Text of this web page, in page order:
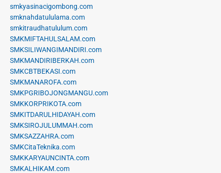
smkyasinacigombong.com
smknahdatululama.com
smkitraudhatululum.com
SMKMIFTAHULSALAM.com
SMKSILIWANGIMANDIRI.com
SMKMANDIRIBERKAH.com
SMKCBTBEKASI.com
SMKMANAROFA.com
SMKPGRIBOJONGMANGU.com
SMKKORPRIKOTA.com
SMKITDARULHIDAYAH.com
SMKSIROJULUMMAH.com
SMKSAZZAHRA.com
SMKCitaTeknika.com
SMKKARYAUNCINTA.com
SMKALHIKAM.com